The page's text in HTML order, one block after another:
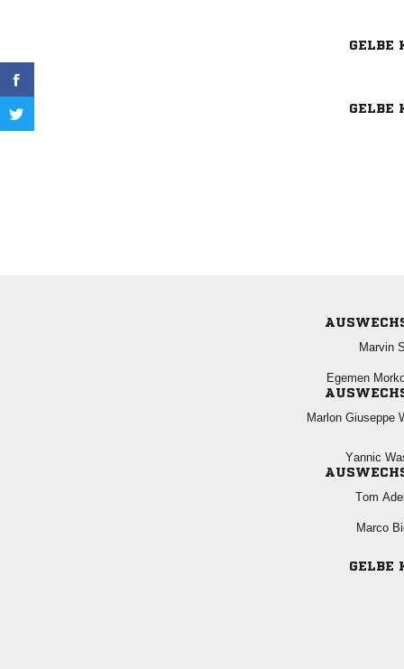
GELBE
GELBE


 



GELBE